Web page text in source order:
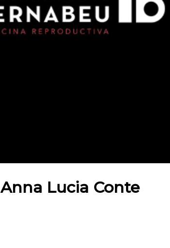
Anna Lucia Conte